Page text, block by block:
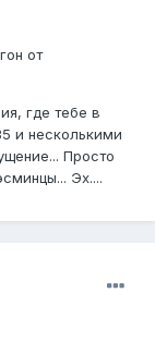
от
где тебе в
и несколькими
Просто
Эх....